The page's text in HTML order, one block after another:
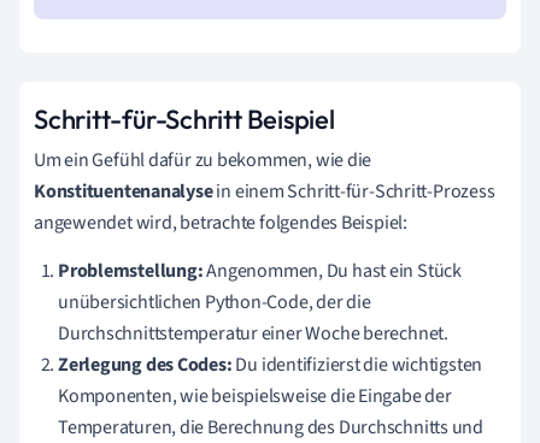
Schritt-für-Schritt Beispiel
Um ein Gefühl dafür zu bekommen, wie die
Konstituentenanalysein einem Schritt-für-Schritt-Prozess
angewendet wird, betrachte folgendes Beispiel:
Problemstellung:Angenommen, Du hast ein Stück
unübersichtlichen Python-Code, der die
Durchschnittstemperatur einer Woche berechnet.
Zerlegung des Codes:Du identifizierst die wichtigsten
Komponenten, wie beispielsweise die Eingabe der
Temperaturen, die Berechnung des Durchschnitts und